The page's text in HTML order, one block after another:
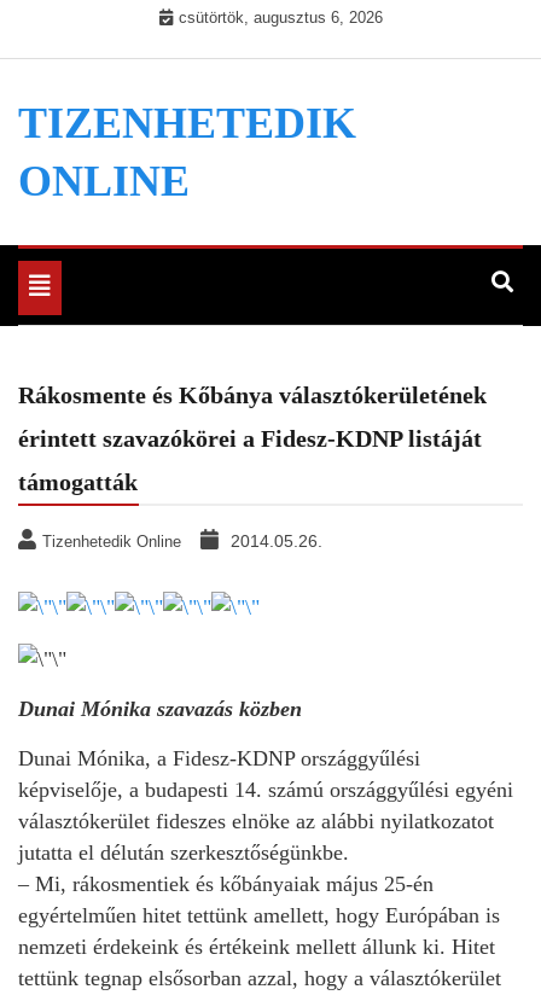
csütörtök, augusztus 6, 2026
TIZENHETEDIK
ONLINE
Toggle
navigation
Rákosmente és Kőbánya választókerületének
érintett szavazókörei a Fidesz-KDNP listáját
támogatták
Tizenhetedik Online 2014.05.26.
Dunai Mónika szavazás közben
Dunai Mónika, a Fidesz-KDNP országgyűlési
képviselője, a budapesti 14. számú országgyűlési egyéni
választókerület fideszes elnöke az alábbi nyilatkozatot
jutatta el délután szerkesztőségünkbe.
– Mi, rákosmentiek és kőbányaiak május 25-én
egyértelműen hitet tettünk amellett, hogy Európában is
nemzeti érdekeink és értékeink mellett állunk ki. Hitet
tettünk tegnap elsősorban azzal, hogy a választókerület